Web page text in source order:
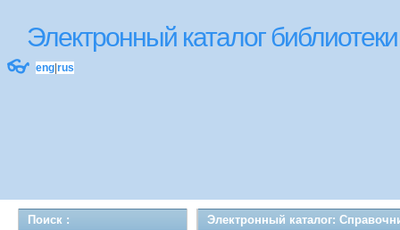
Электронный каталог
👓 eng rus
Поиск : Электронный каталог: